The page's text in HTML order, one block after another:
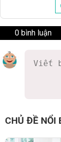
0 bình luận
CHỦ ĐỀ NỔI